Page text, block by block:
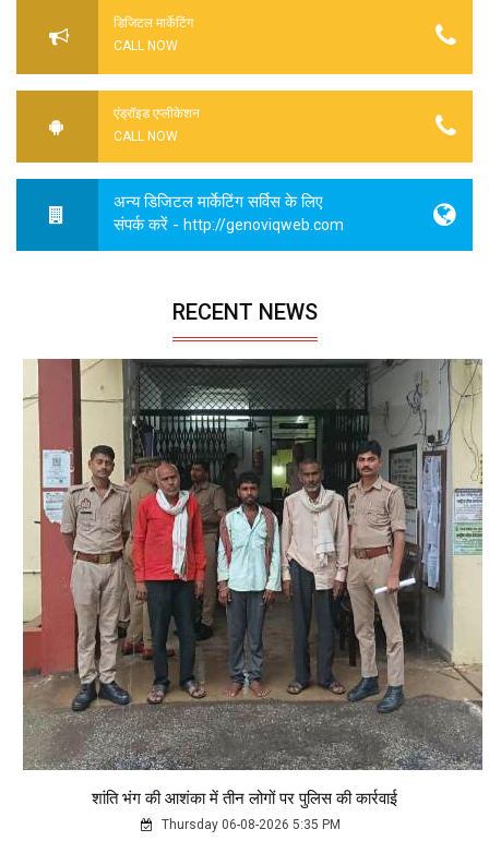
डिजिटल मार्केटिंग
CALL NOW
एंड्रॉइड एप्लीकेशन
CALL NOW
अन्य डिजिटल मार्केटिंग सर्विस के लिए
संपर्क करें - http://genoviqweb.com
RECENT NEWS
शांति भंग की आशंका में तीन लोगों पर पुलिस की कार्रवाई
Thursday 06-08-2026 5:35 PM